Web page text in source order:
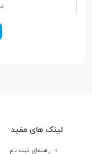
لینک های مفید
راهنمای ثبت نام